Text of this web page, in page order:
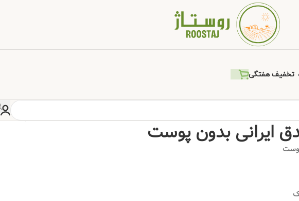
تخفیف هفتگی
مغز فندق ایرانی بدون پوست
ایرانی بدون پوست